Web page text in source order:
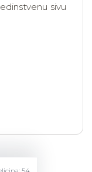
sivu